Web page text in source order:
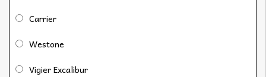
Carrier
Westone
Vigier Excalibur